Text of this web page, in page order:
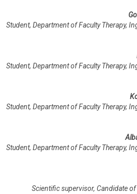
Student, Department of Faculty Therapy,
Student, Department of Faculty Therapy,
Student, Department of Faculty Therapy,
Student, Department of Faculty Therapy,
Scientific supervisor, Candidate